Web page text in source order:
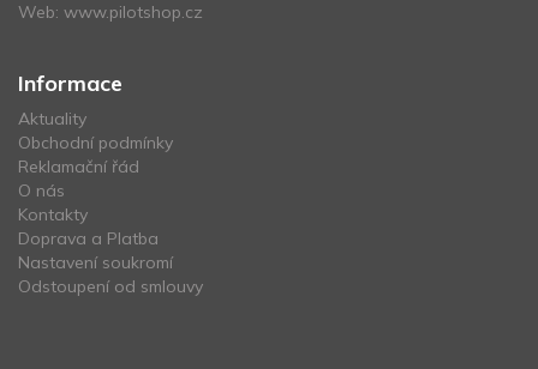
Web: www.pilotshop.cz
Informace
Aktuality
Obchodní podmínky
Reklamační řád
O nás
Kontakty
Doprava a Platba
Nastavení soukromí
Odstoupení od smlouvy